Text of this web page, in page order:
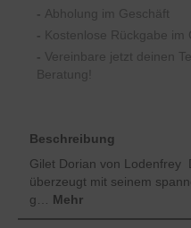
- Abholung im Geschäft
- Kostenlose Rückgabe im
- Vereinbare jetzt deinen
Beratung!
Beschreibung
Gilet Dorian von Lodenfrey
überzeugt mit seinem
g…
Mehr